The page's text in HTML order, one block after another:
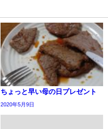
ちょっと早い母の日プレゼント
2020年5月9日